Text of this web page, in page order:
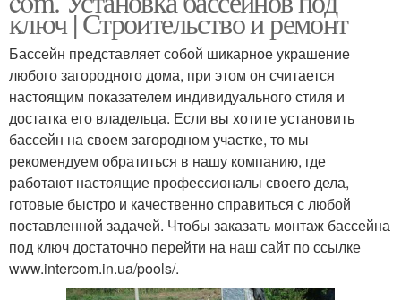
ключ | Строительство и ремонт
Бассейн представляет собой шикарное украшение
любого загородного дома, при этом он считается
настоящим показателем индивидуального стиля и
достатка его владельца. Если вы хотите установить
бассейн на своем загородном участке, то мы
рекомендуем обратиться в нашу компанию, где
работают настоящие профессионалы своего дела,
готовые быстро и качественно справиться с любой
поставленной задачей. Чтобы заказать монтаж бассейна
под ключ достаточно перейти на наш сайт по ссылке
www.intercom.in.ua/pools/.